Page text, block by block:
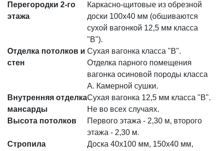
Перегородки 2-го
этажа
Каркасно-щитовые из обрезной
доски 100x40 мм (обшиваются
сухой вагонкой 12,5 мм класса
"В").
Отделка потолков и
стен
Сухая вагонка класса "В".
Отделка парного помещения
вагонка осиновой породы класса
А. Камерной сушки.
Внутренняя отделка
мансарды
Сухая вагонка 12,5 мм класса "В".
Не во всех случаях.
Высота потолков
Первого этажа - 2,30 м, второго
этажа - 2,30 м.
Стропила
Доска 40х100 мм, 150х40 мм,